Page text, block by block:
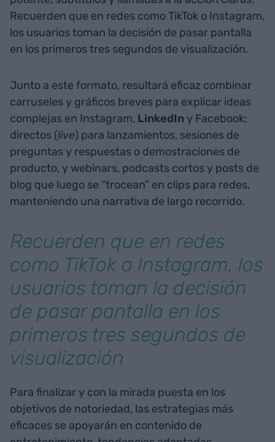
Recuerden que en redes como TikTok o Instagram,
los usuarios toman la decisión de pasar pantalla
en los primeros tres segundos de visualización.
Junto a este formato, resultará eficaz combinar
carruseles y gráficos breves para explicar ideas
complejas en Instagram, LinkedIn y Facebook;
directos (live) para lanzamientos, sesiones de
preguntas y respuestas o demostraciones de
producto, y webinars, podcasts cortos y posts de
blog que luego se “trocean” en clips para redes,
manteniendo una narrativa de largo recorrido.
Recuerden que en redes
como TikTok o Instagram, los
usuarios toman la decisión
de pasar pantalla en los
primeros tres segundos de
visualización
Para finalizar y con la mirada puesta en los
objetivos de notoriedad, las estrategias más
eficaces se apoyarán en contenido de